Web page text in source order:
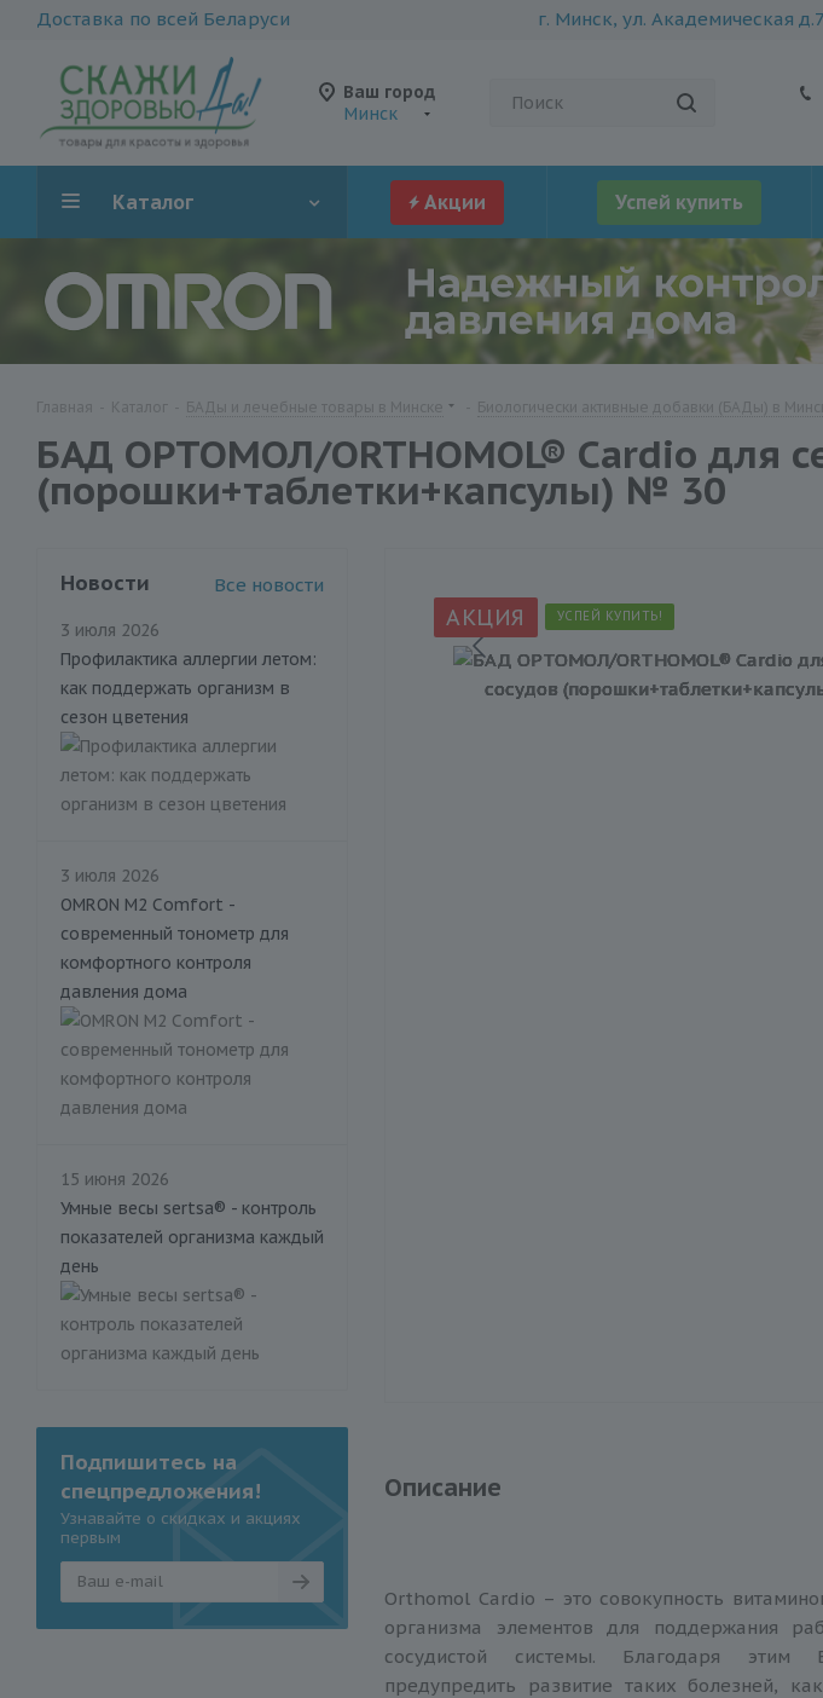
Доставка по всей Беларуси г. Минск, ул. Академическая д.7
Ваш город
Минск
Каталог Акции Успей купить
БАД ОРТОМОЛ/ORTHOMOL® Cardio для
(порошки+таблетки+капсулы) № 30
АКЦИЯ УСПЕЙ КУПИТЬ!
Описание
Orthomol Cardio – это совокупность
организма элементов для поддержания
сосудистой системы. Благодаря
предупредить развитие таких болезней,
Новости Все новости
3 июля 2026
Профилактика аллергии летом:
как поддержать организм в
сезон цветения
3 июля 2026
OMRON M2 Comfort -
современный тонометр для
комфортного контроля
давления дома
15 июня 2026
Умные весы sertsa® - контроль
показателей организма каждый
день
Подпишитесь на
спецпредложения!
Узнавайте о скидках и акциях
первым